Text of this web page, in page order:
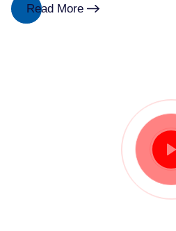
Read More